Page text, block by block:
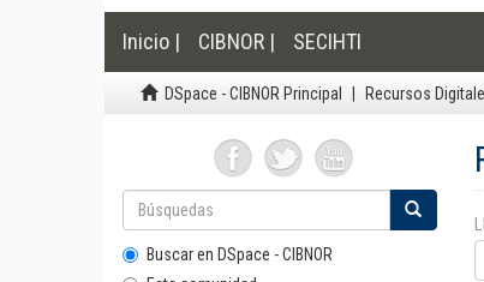
Inicio | CIBNOR | SECIHTI
DSpace - CIBNOR Principal Recursos
Buscar en DSpace - CIBNOR